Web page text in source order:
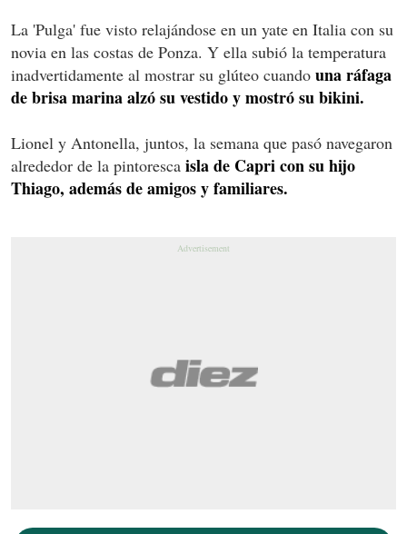
La 'Pulga' fue visto relajándose en un yate en Italia con su
novia en las costas de Ponza. Y ella subió la temperatura
inadvertidamente al mostrar su glúteo cuando una ráfaga
de brisa marina alzó su vestido y mostró su bikini.
Lionel y Antonella, juntos, la semana que pasó navegaron
alrededor de la pintoresca isla de Capri con su hijo
Thiago, además de amigos y familiares.